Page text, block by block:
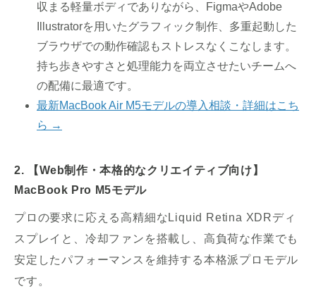
収まる軽量ボディでありながら、FigmaやAdobe
Illustratorを用いたグラフィック制作、多重起動した
ブラウザでの動作確認もストレスなくこなします。
持ち歩きやすさと処理能力を両立させたいチームへ
の配備に最適です。
最新MacBook Air M5モデルの導入相談・詳細はこち
ら →
2. 【Web制作・本格的なクリエイティブ向け】
MacBook Pro M5モデル
プロの要求に応える高精細なLiquid Retina XDRディ
スプレイと、冷却ファンを搭載し、高負荷な作業でも
安定したパフォーマンスを維持する本格派プロモデル
です。